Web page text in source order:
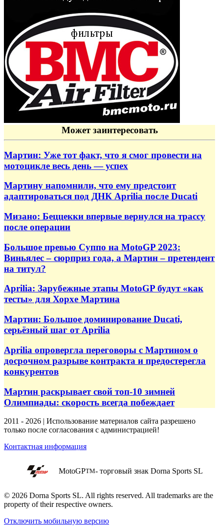
Может заинтересовать
Мартин: Уже тот факт, что я смог провести на
мотоцикле весь день — успех
Мартину напомнили, что ему предстоит
адаптироваться под ДНК Aprilia после Ducati
Мизано: Беццекки впервые вернулся на трассу
после операции
Большое превью Суппо на MotoGP 2023:
Виньялес – сюрприз года, а Мартин – претендент
на титул?
Aprilia: Зарубежные этапы MotoGP будут «как
тесты» для Хорхе Мартина
Мартин: Большое доминирование Ducati,
серьёзный шаг от Aprilia
Aprilia опровергла переговоры с Мартином о
досрочном разрыве контракта и предостерегла
конкурентов
Мартин раскрывает свой топ-10 зимней
Олимпиады: скорость всегда побеждает
2011 - 2026 | Использование материалов сайта разрешено
только после согласования с администрацией!
Контактная информация
MotoGPTM- торговый знак Dorna Sports SL
© 2026 Dorna Sports SL. All rights reserved. All trademarks are the
property of their respective owners.
Отключить мобильную версию